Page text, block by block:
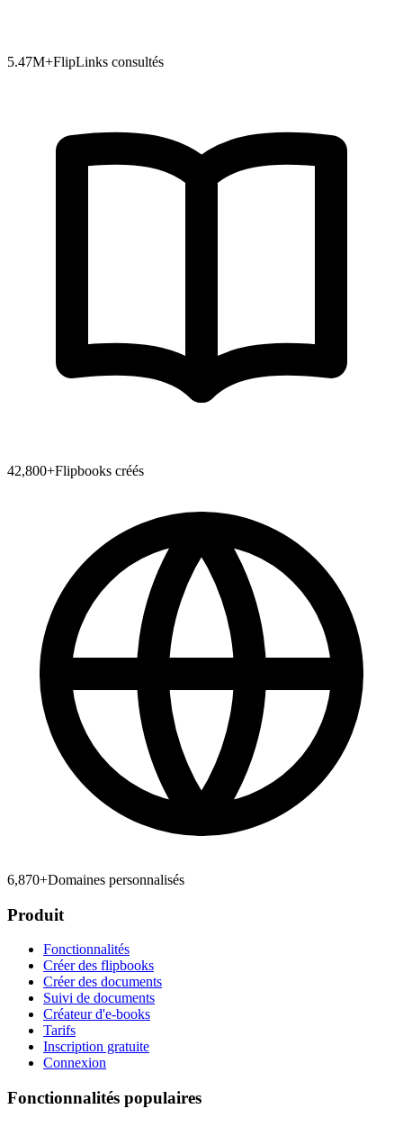
5.47M+FlipLinks consultés
42,800+Flipbooks créés
6,870+Domaines personnalisés
Produit
Fonctionnalités
Créer des flipbooks
Créer des documents
Suivi de documents
Créateur d'e-books
Tarifs
Inscription gratuite
Connexion
Fonctionnalités populaires